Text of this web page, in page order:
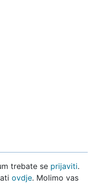
trebate se prijaviti.
ovdje. Molimo vas